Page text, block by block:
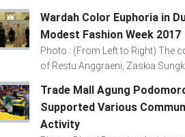
Wardah Color Euphoria in
Modest Fashion Week 2017
Photo : (From Left to Right) The
of Restu Anggraeni, Zaskia
Trade Mall Agung
Supported Various
Activity